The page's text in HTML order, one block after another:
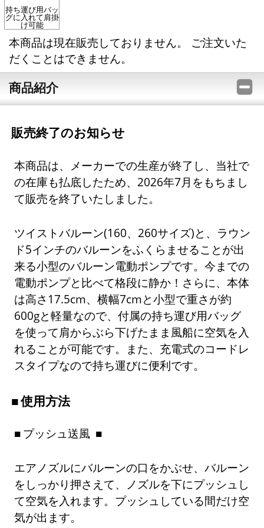
持ち運び用バッ
グに入れて肩掛
け可能
本商品は現在販売しておりません。 ご注文いた
だくことはできません。
商品紹介
販売終了のお知らせ
本商品は、メーカーでの生産が終了し、当社で
の在庫も払底したため、2026年7月をもちまし
て販売を終了いたしました。
ツイストバルーン(160、260サイズ)と、ラウン
ド5インチのバルーンをふくらませることが出
来る小型のバルーン電動ポンプです。今までの
電動ポンプと比べて格段に静か！さらに、本体
は高さ17.5cm、横幅7cmと小型で重さが約
600gと軽量なので、付属の持ち運び用バッグ
を使って肩からぶら下げたまま風船に空気を入
れることが可能です。また、充電式のコードレ
スタイプなので持ち運びに便利です。
使用方法
プッシュ送風
エアノズルにバルーンの口をかぶせ、バルーン
をしっかり押さえて、ノズルを下にプッシュし
て空気を入れます。プッシュしている間だけ空
気が出ます。